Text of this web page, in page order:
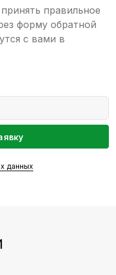
правильное
форму обратной
с вами в
данных